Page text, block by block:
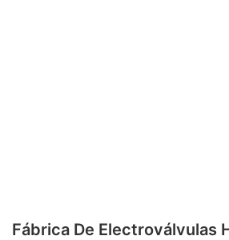
Fábrica De Electroválvulas